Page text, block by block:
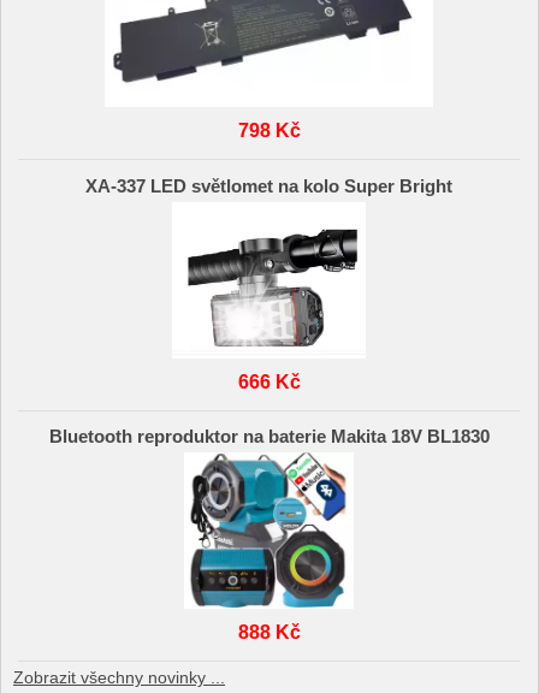
798 Kč
XA-337 LED světlomet na kolo Super Bright
666 Kč
Bluetooth reproduktor na baterie Makita 18V BL1830
888 Kč
Zobrazit všechny novinky ...